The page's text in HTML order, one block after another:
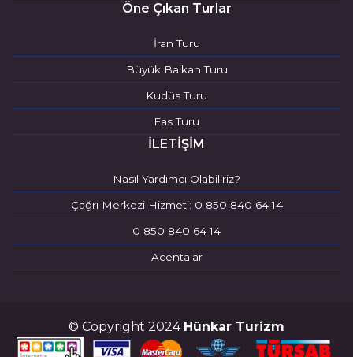
Öne Çıkan Turlar
İran Turu
Büyük Balkan Turu
Kudüs Turu
Fas Turu
İLETİŞİM
Nasıl Yardımcı Olabiliriz?
Çağrı Merkezi Hizmeti: 0 850 840 64 14
0 850 840 64 14
Acentalar
© Copyright 2024 Hünkar Turizm